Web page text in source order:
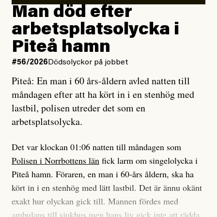
Vad betyder det att vara en röd, grön och oberoende
tidning?
Vad är bra journalistik?
Ett försök till korta svar som jag hoppas kan förtydliga
för Kuhn och Sassarinis-McGowan och andra hur jag
som chefredaktör ser på Dagens ETC:s uppdrag och
roll.
Vi skriver för våra läsare som vill bli informerade,
överraskade, bekräftade, utmanade – och som kräver
att vi granskar allt och alla.
Vi är som sagt en röd, grön och oberoende tidning.
Jag lärde mig renovera
enligt uråldrig metod
och lade min sista ungdom
på att laga en gammal bod.
Jag sökte ljuset och meningen,
efter det som var rent, rätt och sant,
och aldrig såg jag det klarare än
när jag ombord på bussen hjälpte en tant.
#23/2026Intervjun
Jesper Lundby: ”Livet i sig
är ganska politiskt”
Man död efter
arbetsplatsolycka i
Piteå hamn
#56/2026 Dödsolyckor på jobbet
Piteå: En man i 60 års-åldern avled natten till
måndagen efter att ha kört in i en stenhög med
lastbil, polisen utreder det som en
arbetsplatsolycka.
Det var klockan 01:06 natten till måndagen som
Polisen i Norrbottens län fick larm om singelolycka i
Piteå hamn. Föraren, en man i 60-års åldern, ska ha
kört in i en stenhög med lätt lastbil. Det är ännu okänt
exakt hur olyckan gick till. Mannen fördes med
ambulans till sjukhus men hans liv gick inte att rädda.